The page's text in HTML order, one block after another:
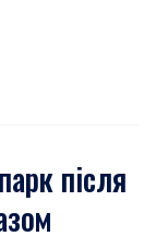
після